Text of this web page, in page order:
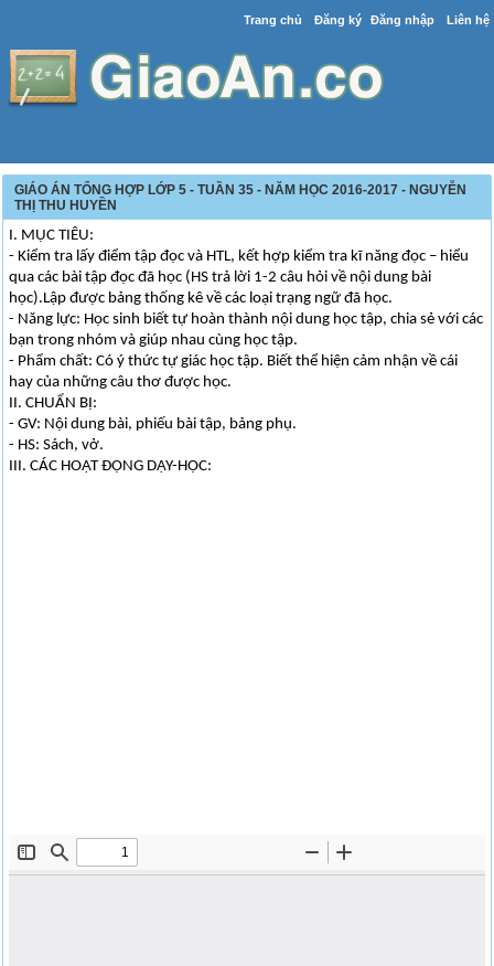
Trang chủ Đăng ký Đăng nhập Liên hệ
GIÁO ÁN TỔNG HỢP LỚP 5 - TUẦN 35 - NĂM HỌC 2016-2017 - NGUYỄN
THỊ THU HUYỀN
I. MỤC TIÊU:
- Kiểm tra lấy điểm tập đọc và HTL, kết hợp kiểm tra kĩ năng đọc – hiểu
qua các bài tập đọc đã học (HS trả lời 1-2 câu hỏi về nội dung bài
học).Lập được bảng thống kê về các loại trạng ngữ đã học.
- Năng lực: Học sinh biết tự hoàn thành nội dung học tập, chia sẻ với các
bạn trong nhóm và giúp nhau cùng học tập.
- Phẩm chất: Có ý thức tự giác học tập. Biết thể hiện cảm nhận về cái
hay của những câu thơ được học.
II. CHUẨN BỊ:
- GV: Nội dung bài, phiếu bài tập, bảng phụ.
- HS: Sách, vở.
III. CÁC HOẠT ĐỘNG DẠY-HỌC: